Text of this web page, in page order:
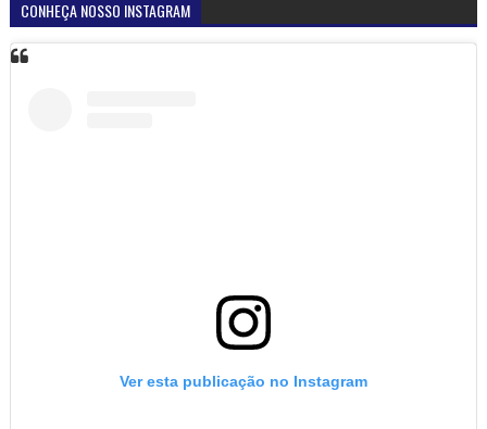
CONHEÇA NOSSO INSTAGRAM
Ver esta publicação no Instagram